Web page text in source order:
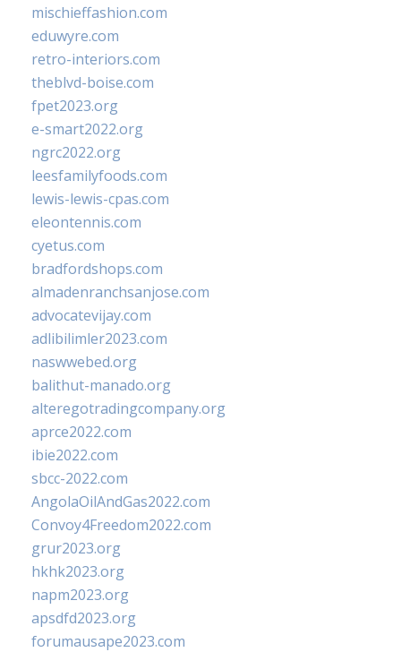
mischieffashion.com
eduwyre.com
retro-interiors.com
theblvd-boise.com
fpet2023.org
e-smart2022.org
ngrc2022.org
leesfamilyfoods.com
lewis-lewis-cpas.com
eleontennis.com
cyetus.com
bradfordshops.com
almadenranchsanjose.com
advocatevijay.com
adlibilimler2023.com
naswwebed.org
balithut-manado.org
alteregotradingcompany.org
aprce2022.com
ibie2022.com
sbcc-2022.com
AngolaOilAndGas2022.com
Convoy4Freedom2022.com
grur2023.org
hkhk2023.org
napm2023.org
apsdfd2023.org
forumausape2023.com